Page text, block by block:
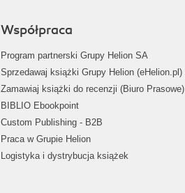
Współpraca
Program partnerski Grupy Helion SA
Sprzedawaj książki Grupy Helion (eHelion.pl)
Zamawiaj książki do recenzji (Biuro Prasowe)
BIBLIO Ebookpoint
Custom Publishing - B2B
Praca w Grupie Helion
Logistyka i dystrybucja książek